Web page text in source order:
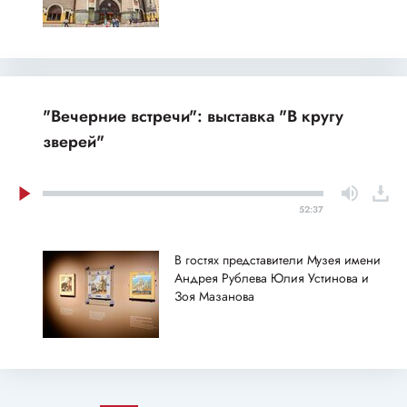
"Вечерние встречи": выставка "В кругу
зверей"
52:37
В гостях представители Музея имени
Андрея Рублева Юлия Устинова и
Зоя Мазанова